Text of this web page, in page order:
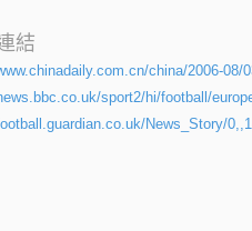
結
china/2006-08/
sport2/hi/football/
News_Story/